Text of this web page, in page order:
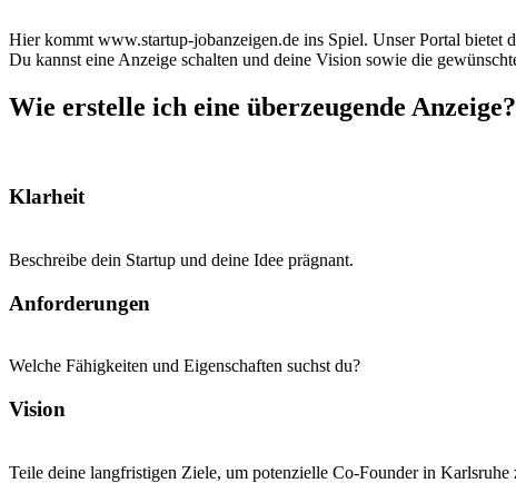
Hier kommt www.startup-jobanzeigen.de ins Spiel. Unser Portal
Du kannst eine Anzeige schalten und deine Vision sowie die
Wie erstelle ich eine überzeugende Anzeige?
Klarheit
Beschreibe dein Startup und deine Idee prägnant.
Anforderungen
Welche Fähigkeiten und Eigenschaften suchst du?
Vision
Teile deine langfristigen Ziele, um potenzielle Co-Founder in Karlsruhe